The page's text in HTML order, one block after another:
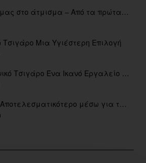
Η διαδρομή μας στο άτμισμα – Από τα πρώτα eGo έως τη σύγχρονη εποχή
Τσιγάρο Μια Υγιέστερη Επιλογή
Το Ηλεκτρονικό Τσιγάρο Ένα Ικανό Εργαλείο για τη Διακοπή του Καπνίσματος
Το Ατμισμα Αποτελεσματικότερο μέσω για την διακοπή Καπνίσματος